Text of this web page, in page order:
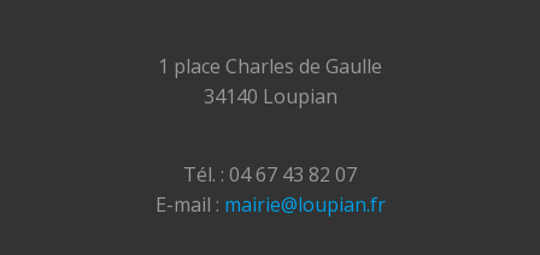
1 place Charles de Gaulle
34140 Loupian
Tél. : 04 67 43 82 07
E-mail : mairie@loupian.fr